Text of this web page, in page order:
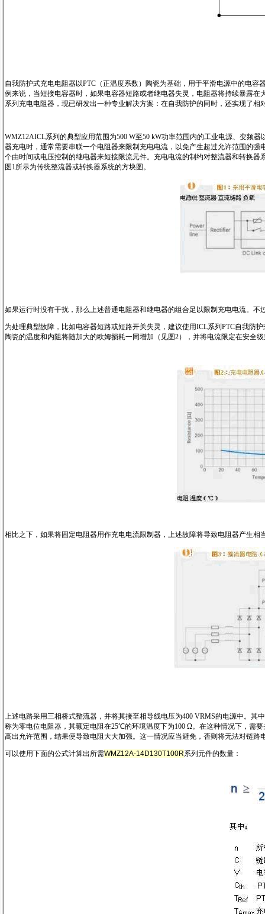
自我防护式充电电阻器以PTC（正温度系数）陶瓷为基础，用于平滑电源中的电
例来说，当短接电容器时，如果电容器短路或者继电器失灵，电阻器将持续暴露
系列充电电阻器，现已研发出一种专业解决方案：在自我防护的同时，还实现了相
WMZ12AICL系列的典型应用范围为500 W至50 kW功率范围内的工业电源、变频
器充电时，通常需要串联一个电阻器来限制充电电流，以免产生超过允许范围的
个由时间或电压控制的继电器来短接限流元件。充电电流的制约对整流器和转换
图1所示为传统整流器或转换器系统的方块图。
如果运行时没有干扰，那么上述普通电阻器和继电器的组合足以限制充电电流。
为处理典型故障，比如电容器短路或短路开关失灵，建议使用ICL系列PTC自我防
陶瓷的温度和内阻将随加大的欧姆损耗一同增加（见图2），并将电流限定在安全
相比之下，如果将固定电阻器用作充电电流限制器，上述故障将导致电阻器产生
上述电路采用三相桥式整流器，并将其接至相导线电压为400 VRMS的电源中。其
称为零电位电阻器，其额定电阻在25℃的环境温度下为100 Ω。在这种情况下，需
高出允许范围，结果便导致电阻大大加强。这一情况应当避免，否则将无法对链路
可以使用下面的公式计算出所需WMZ12A-14D130T100R系列元件的数量：